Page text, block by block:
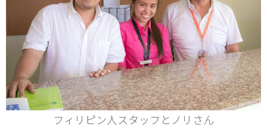
フィリピン人スタッフとノリさん